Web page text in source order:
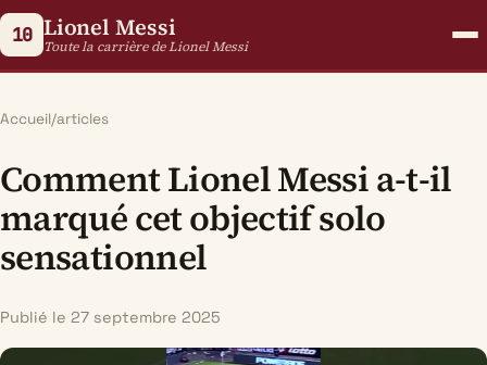
10 Lionel Messi
Toute la carrière de Lionel Messi
Accueil/articles
Comment Lionel Messi a-t-il
marqué cet objectif solo
sensationnel
Publié le 27 septembre 2025